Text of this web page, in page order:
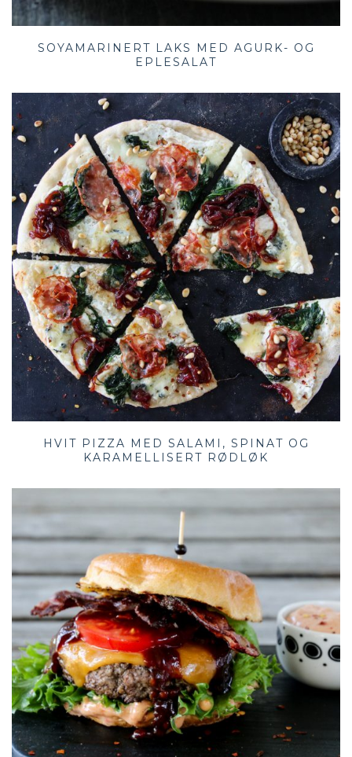
SOYAMARINERT LAKS MED AGURK- OG
EPLESALAT
HVIT PIZZA MED SALAMI, SPINAT OG
KARAMELLISERT RØDLØK